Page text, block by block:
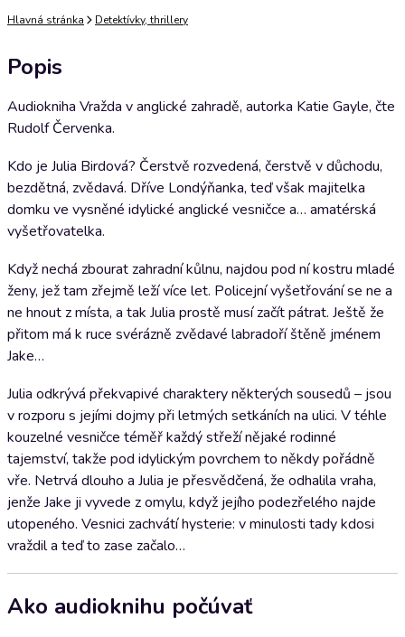
Hlavná stránka Detektívky, thrillery
Popis
Audiokniha Vražda v anglické zahradě, autorka Katie Gayle, čte
Rudolf Červenka.
Kdo je Julia Birdová? Čerstvě rozvedená, čerstvě v důchodu,
bezdětná, zvědavá. Dříve Londýňanka, teď však majitelka
domku ve vysněné idylické anglické vesničce a… amatérská
vyšetřovatelka.
Když nechá zbourat zahradní kůlnu, najdou pod ní kostru mladé
ženy, jež tam zřejmě leží více let. Policejní vyšetřování se ne a
ne hnout z místa, a tak Julia prostě musí začít pátrat. Ještě že
přitom má k ruce svérázně zvědavé labradoří štěně jménem
Jake…
Julia odkrývá překvapivé charaktery některých sousedů – jsou
v rozporu s jejími dojmy při letmých setkáních na ulici. V téhle
kouzelné vesničce téměř každý střeží nějaké rodinné
tajemství, takže pod idylickým povrchem to někdy pořádně
vře. Netrvá dlouho a Julia je přesvědčená, že odhalila vraha,
jenže Jake ji vyvede z omylu, když jejího podezřelého najde
utopeného. Vesnici zachvátí hysterie: v minulosti tady kdosi
vraždil a teď to zase začalo…
Ako audioknihu počúvať